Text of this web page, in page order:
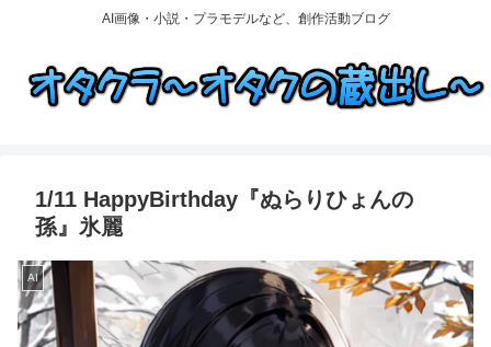
AI画像・小説・プラモデルなど、創作活動ブログ
1/11 HappyBirthday『ぬらりひょんの
孫』氷麗
AI